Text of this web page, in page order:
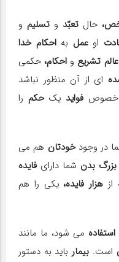
حالتعبّد وتسلیم و
اوعمل بهاحکام خدا
عالم تشریع و احکام، حکمى
اى از آن منظور نباشد
خصوص فوایدیکحکم را
در وجودخودتان هم مى
بزرگ بدن شما داراى فایده
هزار فایده، یکى را هم
مى شود، ما مانند
است. بیمارباید به دستور